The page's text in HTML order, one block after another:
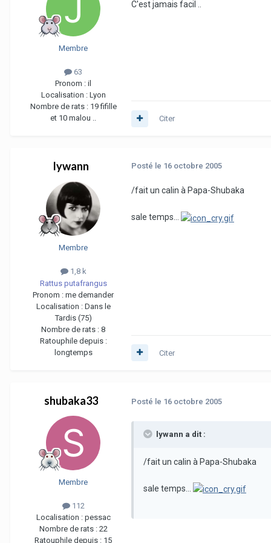
Membre
63
Pronom : il
Localisation : Lyon
Nombre de rats : 19 fifille
et 10 malou ..
C'est jamais facil ..
Citer
lywann
Membre
1,8 k
Rattus putafrangus
Pronom : me demander
Localisation : Dans le
Tardis (75)
Nombre de rats : 8
Ratouphile depuis :
longtemps
Posté le 16 octobre 2005
/fait un calin à Papa-Shubaka
sale temps...
Citer
shubaka33
Membre
112
Localisation : pessac
Nombre de rats : 22
Ratouphile depuis : 15
Posté le 16 octobre 2005
lywann a dit :
/fait un calin à Papa-Shubaka
sale temps...